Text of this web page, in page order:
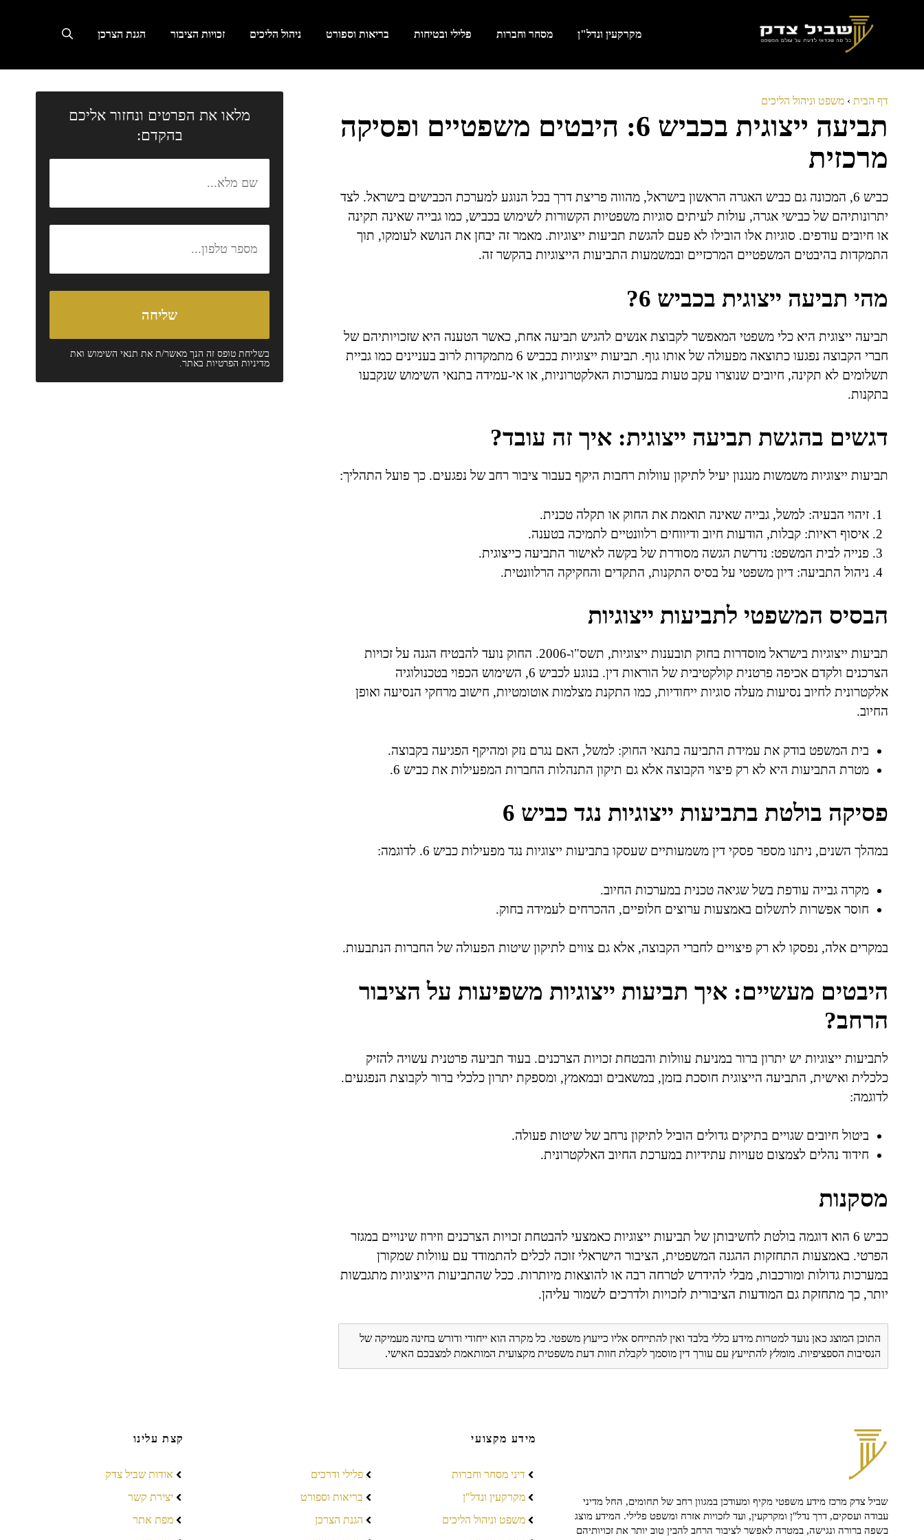
מקרקעין ונדל"ן מסחר וחברות פלילי ובטיחות בריאות וספורט ניהול הליכים זכויות הציבור הגנת הצרכן
דף הבית › משפט וניהול הליכים
תביעה ייצוגית בכביש 6: היבטים משפטיים ופסיקה
מרכזית
כביש 6, המכונה גם כביש האגרה הראשון בישראל, מהווה פריצת דרך בכל הנוגע למערכת הכבישים בישראל. לצד
יתרונותיהם של כבישי אגרה, עולות לעיתים סוגיות משפטיות הקשורות לשימוש בכביש, כמו גבייה שאינה תקינה
או חיובים עודפים. סוגיות אלו הובילו לא פעם להגשת תביעות ייצוגיות. מאמר זה יבחן את הנושא לעומקו, תוך
התמקדות בהיבטים המשפטיים המרכזיים ובמשמעות התביעות הייצוגיות בהקשר זה.
מהי תביעה ייצוגית בכביש 6?
תביעה ייצוגית היא כלי משפטי המאפשר לקבוצת אנשים להגיש תביעה אחת, כאשר הטענה היא שזכויותיהם של
חברי הקבוצה נפגעו כתוצאה מפעולה של אותו גוף. תביעות ייצוגיות בכביש 6 מתמקדות לרוב בעניינים כמו גביית
תשלומים לא תקינה, חיובים שנוצרו עקב טעות במערכות האלקטרוניות, או אי-עמידה בתנאי השימוש שנקבעו
בתקנות.
דגשים בהגשת תביעה ייצוגית: איך זה עובד?
תביעות ייצוגיות משמשות מנגנון יעיל לתיקון עוולות רחבות היקף בעבור ציבור רחב של נפגעים. כך פועל התהליך:
זיהוי הבעיה: למשל, גבייה שאינה תואמת את החוק או תקלה טכנית.
איסוף ראיות: קבלות, הודעות חיוב ודיווחים רלוונטיים לתמיכה בטענה.
פנייה לבית המשפט: נדרשת הגשה מסודרת של בקשה לאישור התביעה כייצוגית.
ניהול התביעה: דיון משפטי על בסיס התקנות, התקדים והחקיקה הרלוונטית.
הבסיס המשפטי לתביעות ייצוגיות
תביעות ייצוגיות בישראל מוסדרות בחוק תובענות ייצוגיות, תשס"ו-2006. החוק נועד להבטיח הגנה על זכויות
הצרכנים ולקדם אכיפה פרטנית קולקטיבית של הוראות דין. בנוגע לכביש 6, השימוש הכפוי בטכנולוגיה
אלקטרונית לחיוב נסיעות מעלה סוגיות ייחודיות, כמו התקנת מצלמות אוטומטיות, חישוב מרחקי הנסיעה ואופן
החיוב.
בית המשפט בודק את עמידת התביעה בתנאי החוק: למשל, האם נגרם נזק ומהיקף הפגיעה בקבוצה.
מטרת התביעות היא לא רק פיצוי הקבוצה אלא גם תיקון התנהלות החברות המפעילות את כביש 6.
פסיקה בולטת בתביעות ייצוגיות נגד כביש 6
במהלך השנים, ניתנו מספר פסקי דין משמעותיים שעסקו בתביעות ייצוגיות נגד מפעילות כביש 6. לדוגמה:
מקרה גבייה עודפת בשל שגיאה טכנית במערכות החיוב.
חוסר אפשרות לתשלום באמצעות ערוצים חלופיים, ההכרחים לעמידה בחוק.
במקרים אלה, נפסקו לא רק פיצויים לחברי הקבוצה, אלא גם צווים לתיקון שיטות הפעולה של החברות הנתבעות.
היבטים מעשיים: איך תביעות ייצוגיות משפיעות על הציבור
הרחב?
לתביעות ייצוגיות יש יתרון ברור במניעת עוולות והבטחת זכויות הצרכנים. בעוד תביעה פרטנית עשויה להזיק
כלכלית ואישית, התביעה הייצוגית חוסכת בזמן, במשאבים ובמאמץ, ומספקת יתרון כלכלי ברור לקבוצת הנפגעים.
לדוגמה:
ביטול חיובים שגויים בתיקים גדולים הוביל לתיקון נרחב של שיטות פעולה.
חידוד נהלים לצמצום טעויות עתידיות במערכת החיוב האלקטרונית.
מסקנות
כביש 6 הוא דוגמה בולטת לחשיבותן של תביעות ייצוגיות כאמצעי להבטחת זכויות הצרכנים וזירוז שינויים במגזר
הפרטי. באמצעות התחזקות ההגנה המשפטית, הציבור הישראלי זוכה לכלים להתמודד עם עוולות שמקורן
במערכות גדולות ומורכבות, מבלי להידרש לטרחה רבה או להוצאות מיותרות. ככל שהתביעות הייצוגיות מתגבשות
יותר, כך מתחזקת גם המודעות הציבורית לזכויות ולדרכים לשמור עליהן.
התוכן המוצג כאן נועד למטרות מידע כללי בלבד ואין להתייחס אליו כייעוץ משפטי. כל מקרה הוא ייחודי ודורש בחינה מעמיקה של
הנסיבות הספציפיות. מומלץ להתייעץ עם עורך דין מוסמך לקבלת חוות דעת משפטית מקצועית המותאמת למצבכם האישי.
מלאו את הפרטים ונחזור אליכם
בהקדם:
בשליחת טופס זה הנך מאשר/ת את תנאי השימושואת
מדיניות הפרטיותבאתר.
שביל צדק מרכז מידע משפטי מקיף ומעודכן במגוון רחב של תחומים, החל מדיני
עבודה ועסקים, דרך נדל"ן ומקרקעין, ועד לזכויות אזרח ומשפט פלילי. המידע מוצג
בשפה ברורה ונגישה, במטרה לאפשר לציבור הרחב להבין טוב יותר את זכויותיהם
מידע מקצועי
דיני מסחר וחברות
מקרקעין ונדל"ן
משפט וניהול הליכים
פלילי ודרכים
בריאות וספורט
הגנת הצרכן
קצת עלינו
אודות שביל צדק
יצירת קשר
מפת אתר